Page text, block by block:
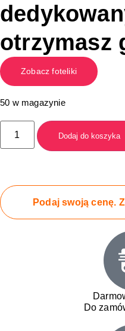
otrzymasz
Zobacz foteliki
50 w magazynie
Podaj swoją cenę.
Dodaj do koszyka
Do